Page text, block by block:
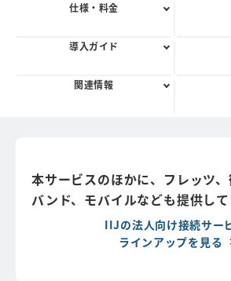
仕様・料金
導入ガイド
関連情報
本サービスのほかに、フレッツ
バンド、モバイルなども提供し
IIJの法人向け接続サー
ラインアップを見る